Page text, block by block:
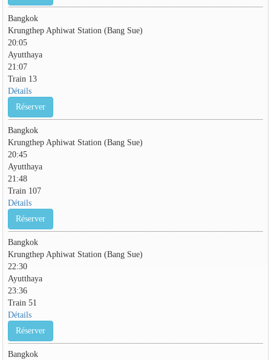
Bangkok
Krungthep Aphiwat Station (Bang Sue)
20:05
Ayutthaya
21:07
Train 13
Détails
Réserver
Bangkok
Krungthep Aphiwat Station (Bang Sue)
20:45
Ayutthaya
21:48
Train 107
Détails
Réserver
Bangkok
Krungthep Aphiwat Station (Bang Sue)
22:30
Ayutthaya
23:36
Train 51
Détails
Réserver
Bangkok